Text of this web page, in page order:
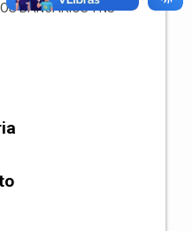
BANCARIOS-FNS